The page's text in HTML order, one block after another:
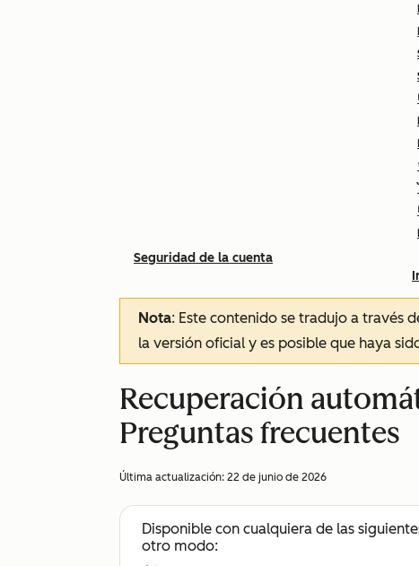
Seguridad de la cuenta
Nota: Este contenido se tradujo a través
la versión oficial y es posible que haya
Recuperación
Preguntas frecuentes
Última actualización: 22 de junio de 2026
Disponible con cualquiera de las
otro modo: